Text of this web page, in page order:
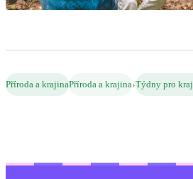
Příroda a krajinaPříroda a krajina›Týdny pro